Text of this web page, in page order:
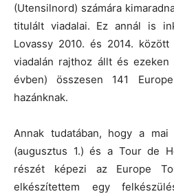
(Utensilnord) számára
titulált viadalai. Ez annál is
Lovassy 2010. és 2014.
viadalán rajthoz állt és ezeken
évben) összesen 141
hazánknak.
Annak tudatában, hogy a
(augusztus 1.) és a Tour de
részét képezi az Europe
elkészítettem egy